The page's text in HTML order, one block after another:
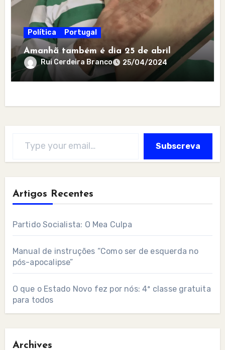
Política Portugal
Amanhã também é dia 25 de abril
Rui Cerdeira Branco 25/04/2024
Subscreva
Artigos Recentes
Partido Socialista: O Mea Culpa
Manual de instruções “Como ser de esquerda no
pós-apocalipse”
O que o Estado Novo fez por nós: 4ª classe gratuita
para todos
Archives